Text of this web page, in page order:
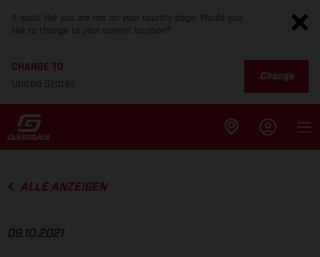
It looks like you are not on your country page. Would you
like to change to your current location?
CHANGE TO
United States
Change
ALLE ANZEIGEN
09.10.2021